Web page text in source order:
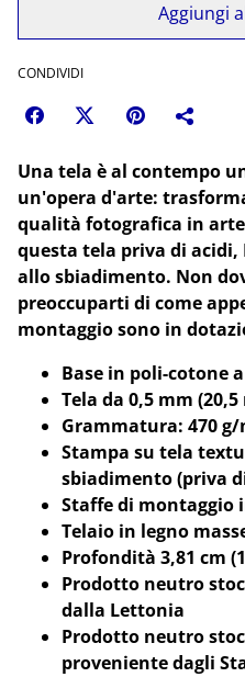
Aggiungi
CONDIVIDI
Una tela è al contempo
un'opera d'arte:
qualità fotografica in
questa tela priva di acidi,
allo sbiadimento. Non
preoccuparti di come
montaggio sono in
Base in poli-cotone
Tela da 0,5 mm
Grammatura: 470 g/
Stampa su tela
sbiadimento (priva
Staffe di montaggio
Telaio in legno
Profondità 3,81 cm
Prodotto neutro
dalla Lettonia
Prodotto neutro
proveniente dagli